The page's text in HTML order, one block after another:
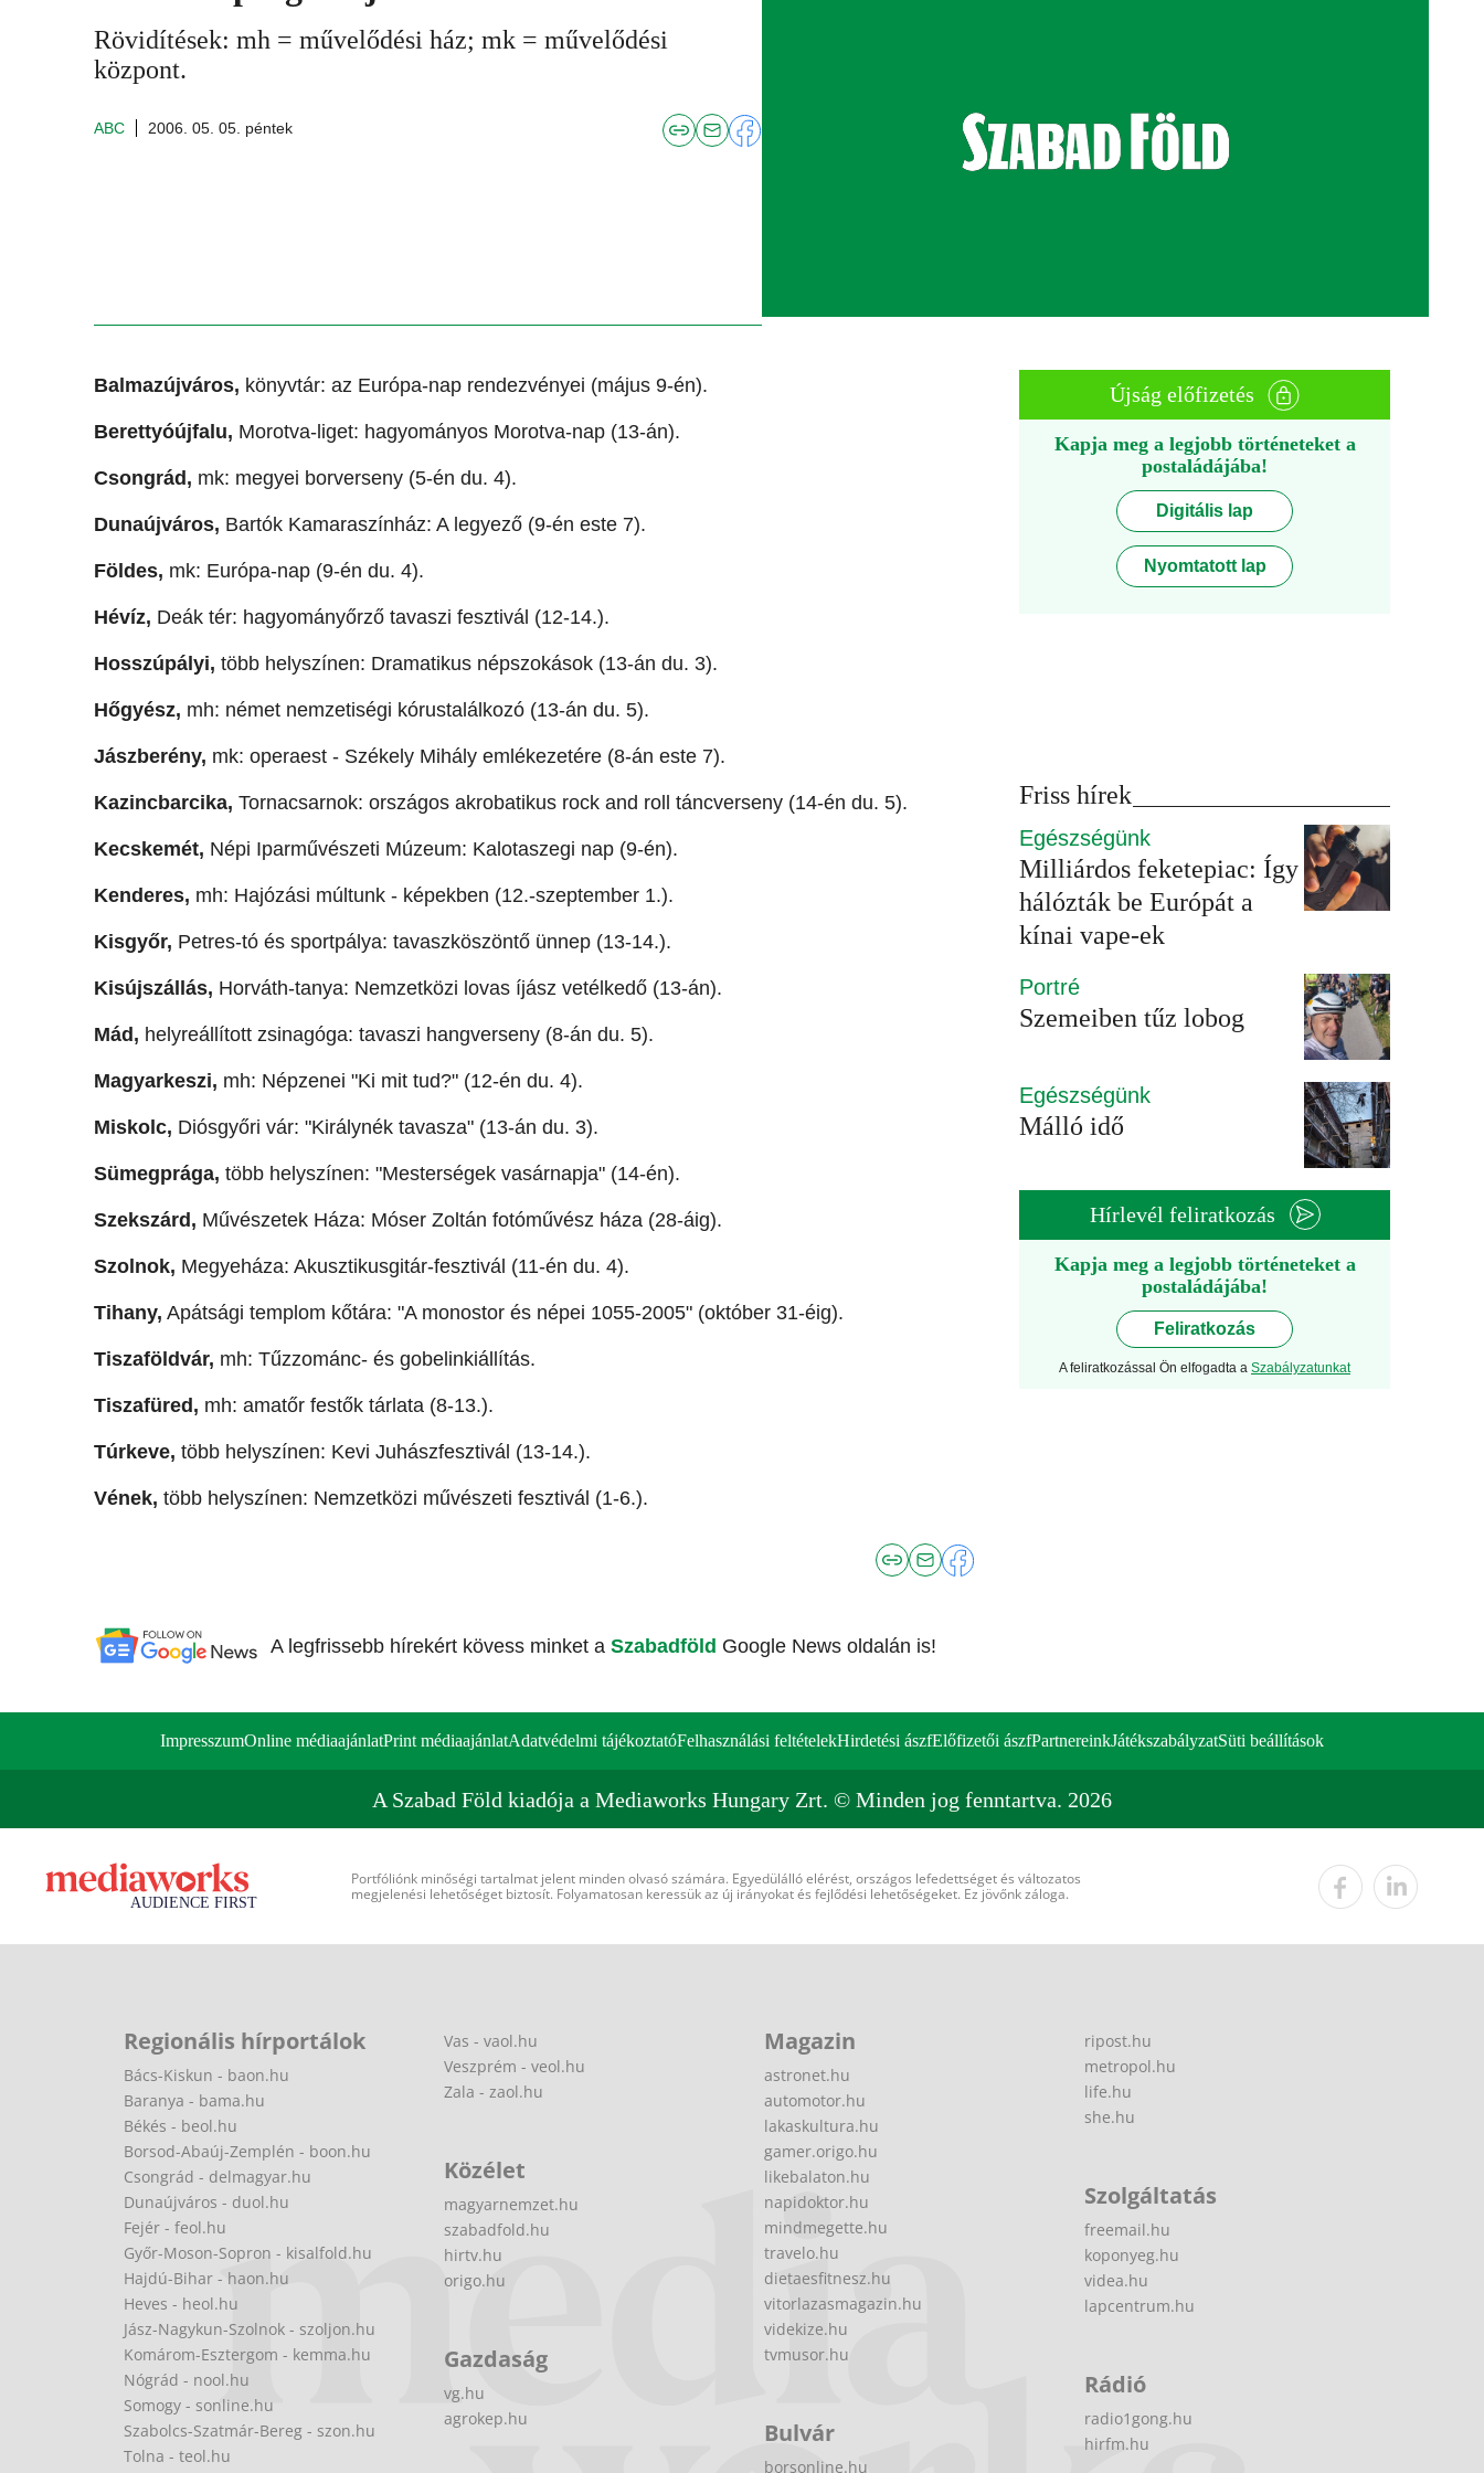
Rövidítések: mh = művelődési ház; mk = művelődési
központ.
ABC 2006. 05. 05. péntek
Balmazújváros, könyvtár: az Európa-nap rendezvényei (május 9-én).
Berettyóújfalu, Morotva-liget: hagyományos Morotva-nap (13-án).
Csongrád, mk: megyei borverseny (5-én du. 4).
Dunaújváros, Bartók Kamaraszínház: A legyező (9-én este 7).
Földes, mk: Európa-nap (9-én du. 4).
Hévíz, Deák tér: hagyományőrző tavaszi fesztivál (12-14.).
Hosszúpályi, több helyszínen: Dramatikus népszokások (13-án du. 3).
Hőgyész, mh: német nemzetiségi kórustalálkozó (13-án du. 5).
Jászberény, mk: operaest - Székely Mihály emlékezetére (8-án este 7).
Kazincbarcika, Tornacsarnok: országos akrobatikus rock and roll táncverseny (14-én du. 5).
Kecskemét, Népi Iparművészeti Múzeum: Kalotaszegi nap (9-én).
Kenderes, mh: Hajózási múltunk - képekben (12.-szeptember 1.).
Kisgyőr, Petres-tó és sportpálya: tavaszköszöntő ünnep (13-14.).
Kisújszállás, Horváth-tanya: Nemzetközi lovas íjász vetélkedő (13-án).
Mád, helyreállított zsinagóga: tavaszi hangverseny (8-án du. 5).
Magyarkeszi, mh: Népzenei "Ki mit tud?" (12-én du. 4).
Miskolc, Diósgyőri vár: "Királynék tavasza" (13-án du. 3).
Sümegprága, több helyszínen: "Mesterségek vasárnapja" (14-én).
Szekszárd, Művészetek Háza: Móser Zoltán fotóművész háza (28-áig).
Szolnok, Megyeháza: Akusztikusgitár-fesztivál (11-én du. 4).
Tihany, Apátsági templom kőtára: "A monostor és népei 1055-2005" (október 31-éig).
Tiszaföldvár, mh: Tűzzománc- és gobelinkiállítás.
Tiszafüred, mh: amatőr festők tárlata (8-13.).
Túrkeve, több helyszínen: Kevi Juhászfesztivál (13-14.).
Vének, több helyszínen: Nemzetközi művészeti fesztivál (1-6.).
A legfrissebb hírekért kövess minket a Szabadföld Google News oldalán is!
Újság előfizetés
Kapja meg a legjobb történeteket a
postaládájába!
Digitális lap
Nyomtatott lap
Friss hírek
Egészségünk
Milliárdos feketepiac: Így
hálózták be Európát a
kínai vape-ek
Portré
Szemeiben tűz lobog
Egészségünk
Málló idő
Hírlevél feliratkozás
Kapja meg a legjobb történeteket a
postaládájába!
Feliratkozás
A feliratkozással Ön elfogadta a Szabályzatunkat
ImpresszumOnline médiaajánlatPrint médiaajánlatAdatvédelmi tájékoztatóFelhasználási feltételekHirdetési ászfElőfizetői ászfPartnereinkJátékszabályzatSüti beállítások
A Szabad Föld kiadója a Mediaworks Hungary Zrt. © Minden jog fenntartva. 2026
Portfóliónk minőségi tartalmat jelent minden olvasó számára. Egyedülálló elérést, országos lefedettséget és változatos
megjelenési lehetőséget biztosít. Folyamatosan keressük az új irányokat és fejlődési lehetőségeket. Ez jövőnk záloga.
Regionális hírportálok
Bács-Kiskun - baon.hu
Baranya - bama.hu
Békés - beol.hu
Borsod-Abaúj-Zemplén - boon.hu
Csongrád - delmagyar.hu
Dunaújváros - duol.hu
Fejér - feol.hu
Győr-Moson-Sopron - kisalfold.hu
Hajdú-Bihar - haon.hu
Heves - heol.hu
Jász-Nagykun-Szolnok - szoljon.hu
Komárom-Esztergom - kemma.hu
Nógrád - nool.hu
Somogy - sonline.hu
Szabolcs-Szatmár-Bereg - szon.hu
Tolna - teol.hu
Vas - vaol.hu
Veszprém - veol.hu
Zala - zaol.hu
Közélet
magyarnemzet.hu
szabadfold.hu
hirtv.hu
origo.hu
Gazdaság
vg.hu
agrokep.hu
Magazin
astronet.hu
automotor.hu
lakaskultura.hu
gamer.origo.hu
likebalaton.hu
napidoktor.hu
mindmegette.hu
travelo.hu
dietaesfitnesz.hu
vitorlazasmagazin.hu
videkize.hu
tvmusor.hu
Bulvár
borsonline.hu
ripost.hu
metropol.hu
life.hu
she.hu
Szolgáltatás
freemail.hu
koponyeg.hu
videa.hu
lapcentrum.hu
Rádió
radio1gong.hu
hirfm.hu